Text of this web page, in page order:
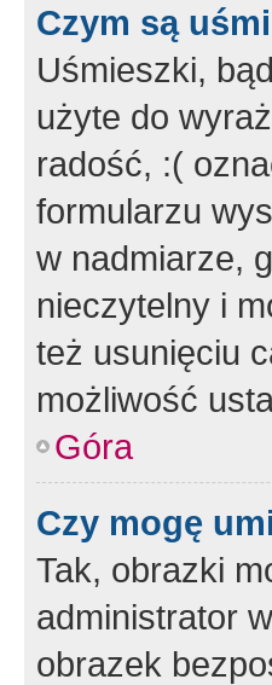
Czym są
Uśmieszki,
użyte do
radość, :(
formularzu
w nadmiarze,
nieczytelny i
też usunięciu
możliwość
Góra
Czy mogę
Tak, obrazki
administrator
obrazek